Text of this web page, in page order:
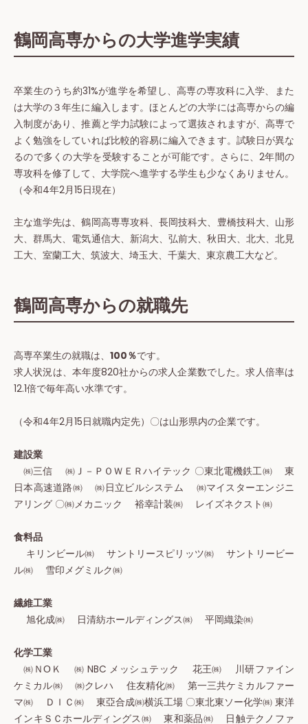
鶴岡高専からの大学進学実績
卒業生のうち約31%が進学を希望し、高専の専攻科に入学、また
は大学の３年生に編入します。ほとんどの大学には高専からの編
入制度があり、推薦と学力試験によって選抜されますが、高専で
よく勉強をしていれば比較的容易に編入できます。試験日が異な
るので多くの大学を受験することが可能です。さらに、2年間の
専攻科を修了して、大学院へ進学する学生も少なくありません。
（令和4年2月15日現在）
主な進学先は、鶴岡高専専攻科、長岡技科大、豊橋技科大、山形
大、群馬大、電気通信大、新潟大、弘前大、秋田大、北大、北見
工大、室蘭工大、筑波大、埼玉大、千葉大、東京農工大など。
鶴岡高専からの就職先
高専卒業生の就職は、 100％です。
求人状況は、本年度820社からの求人企業数でした。求人倍率は
12.1倍で毎年高い水準です。
（令和4年2月15日就職内定先）〇は山形県内の企業です。
建設業
㈱三信 ㈱Ｊ－ＰＯＷＥＲハイテック 〇東北電機鉄工㈱ 東
日本高速道路㈱ ㈱日立ビルシステム ㈱マイスターエンジニ
アリング 〇㈱メカニック 裕幸計装㈱ レイズネクスト㈱
食料品
キリンビール㈱ サントリースピリッツ㈱ サントリービー
ル㈱ 雪印メグミルク㈱
繊維工業
旭化成㈱ 日清紡ホールディングス㈱ 平岡織染㈱
化学工業
㈱ＮОＫ ㈱ NBC メッシュテック 花王㈱ 川研ファイン
ケミカル㈱ ㈱クレハ 住友精化㈱ 第一三共ケミカルファー
マ㈱ ＤＩＣ㈱ 東亞合成㈱横浜工場 〇東北東ソー化学㈱ 東洋
インキＳＣホールディングス㈱ 東和薬品㈱ 日触テクノファ